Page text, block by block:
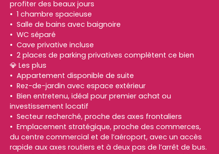
profiter des beaux jours
1 chambre spacieuse
Salle de bains avec baignoire
WC séparé
Cave privative incluse
2 places de parking privatives complètent ce bien
💎 Les plus
Appartement disponible de suite
Rez-de-jardin avec espace extérieur
Bien entretenu, idéal pour premier achat ou
investissement locatif
Secteur recherché, proche des axes frontaliers
Emplacement stratégique, proche des commerces,
du centre commercial et de l’aéroport, avec un accès
rapide aux axes routiers et à deux pas de l’arrêt de bus.